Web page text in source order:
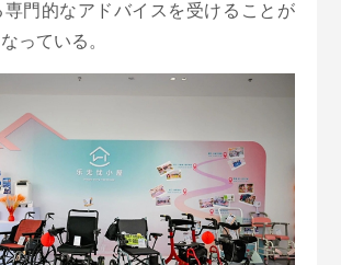
専門的なアドバイスを受けることが
っている。